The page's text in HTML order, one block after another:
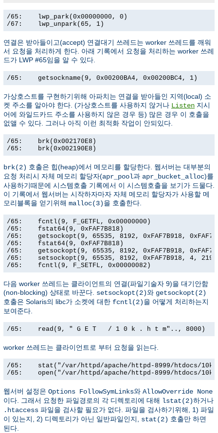
/65:    lwp_park(0x00000000, 0)
/67:    lwp_unpark(65, 1)
연결은 받아들이고(accept) 연결대기 쓰레드는 worker 쓰레드를 깨워
서 요청을 처리하게 한다. 아래 기록에서 요청을 처리하는 worker 쓰레
드가 LWP #65임을 알 수 있다.
/65:    getsockname(9, 0x00200BA4, 0x00200BC4, 1)
가상호스트를 구현하기위해 아파치는 연결을 받아들인 지역(local) 소
켓 주소를 알아야 한다. (가상호스트를 사용하지 않거나 Listen 지시
어에 와일드카드 주소를 사용하지 않은 경우 등) 많은 경우 이 호출을
없앨 수 있다. 그러나 아직 이런 최적화 작업이 안되있다.
/65:    brk(0x002170E8)
/65:    brk(0x002190E8)
brk(2) 호출은 힙(heap)에서 메모리를 할당한다. 웹서버는 대부분의
요청 처리시 자체 메모리 할당자(apr_pool과 apr_bucket_alloc)를
사용하기때문에 시스템호출 기록에서 이 시스템호출을 보기가 드물다.
이 기록에서 웹서버는 시작하자마자 자체 메모리 할당자가 사용할 메
모리블록을 얻기위해 malloc(3)을 호출한다.
/65:    fcntl(9, F_GETFL, 0x00000000)
/65:    fstat64(9, 0xFAF7B818)
/65:    getsockopt(9, 65535, 8192, 0xFAF7B918,
/65:    fstat64(9, 0xFAF7B818)
/65:    getsockopt(9, 65535, 8192, 0xFAF7B918,
/65:    setsockopt(9, 65535, 8192, 0xFAF7B918, 4,
/65:    fcntl(9, F_SETFL, 0x00000082)
다음 worker 쓰레드는 클라이언트의 연결(파일기술자 9)을 대기안함
(non-blocking) 상태로 바꾼다. setsockopt(2)와 getsockopt(2)
호출은 Solaris의 libc가 소켓에 대한 fcntl(2)을 어떻게 처리하는지
보여준다.
/65:    read(9, " G E T   / 1 0 k . h t m".., 8000)
worker 쓰레드는 클라이언트로 부터 요청을 읽는다.
/65:    stat("/var/httpd/apache/httpd-8999/htdocs/
/65:    open("/var/httpd/apache/httpd-8999/htdocs/
웹서버 설정은 Options FollowSymLinks와 AllowOverride None
이다. 그래서 요청한 파일경로의 각 디렉토리에 대해 lstat(2)하거나
.htaccess 파일을 검사할 필요가 없다. 파일을 검사하기위해, 1) 파일
이 있는지, 2) 디렉토리가 아닌 일반파일인지, stat(2) 호출만 하면
된다.